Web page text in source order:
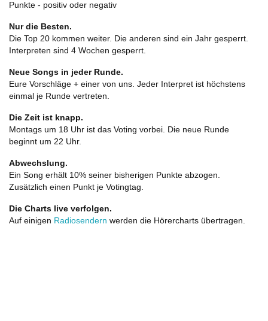
Punkte - positiv oder negativ
Nur die Besten.
Die Top 20 kommen weiter. Die anderen sind ein Jahr gesperrt.
Interpreten sind 4 Wochen gesperrt.
Neue Songs in jeder Runde.
Eure Vorschläge + einer von uns. Jeder Interpret ist höchstens
einmal je Runde vertreten.
Die Zeit ist knapp.
Montags um 18 Uhr ist das Voting vorbei. Die neue Runde
beginnt um 22 Uhr.
Abwechslung.
Ein Song erhält 10% seiner bisherigen Punkte abzogen.
Zusätzlich einen Punkt je Votingtag.
Die Charts live verfolgen.
Auf einigen Radiosendern werden die Hörercharts übertragen.